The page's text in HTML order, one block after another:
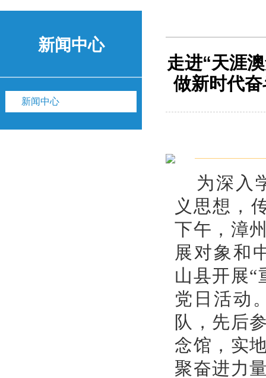
新闻中心
新闻中心
走进“天涯
做新时代
为深入
义思想，
下午，漳
展对象和
山县开展“
党日活动
队，先后
念馆，实
聚奋进力